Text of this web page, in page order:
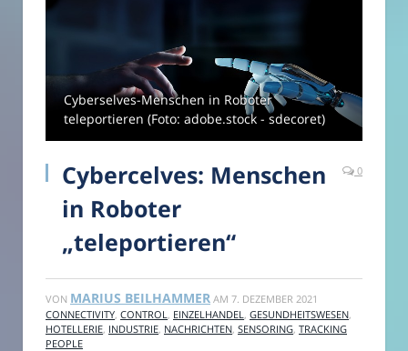
Cyberselves-Menschen in Roboter
teleportieren (Foto: adobe.stock - sdecoret)
Cybercelves: Menschen
in Roboter
„teleportieren“
0
VON MARIUS BEILHAMMER AM 7. DEZEMBER 2021
CONNECTIVITY CONTROL EINZELHANDEL GESUNDHEITSWESEN
HOTELLERIE INDUSTRIE NACHRICHTEN SENSORING TRACKING
PEOPLE